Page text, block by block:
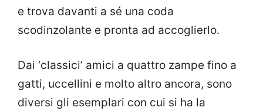
e trova davanti a sé una coda
scodinzolante e pronta ad accoglierlo.
Dai ‘classici’ amici a quattro zampe fino a
gatti, uccellini e molto altro ancora, sono
diversi gli esemplari con cui si ha la